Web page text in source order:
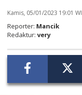
Kamis, 05/01/2023 19:01
Reporter: Mancik
Redaktur: very